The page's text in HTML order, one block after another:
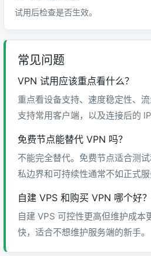
试用后检查是否生效。
常见问题
VPN 试用应该重点看什么？
重点看设备支持、速度稳定性、
支持常用客户端，以及连接后的
免费节点能替代 VPN 吗？
不能完全替代。免费节点适合测
私边界和可持续性通常不如正式服
自建 VPS 和购买 VPN 哪个好？
自建 VPS 可控性更高但维护成本
快，适合不想维护服务端的新手。